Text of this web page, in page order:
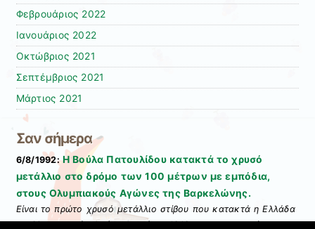
Φεβρουάριος 2022
Ιανουάριος 2022
Οκτώβριος 2021
Σεπτέμβριος 2021
Μάρτιος 2021
Σαν σήμερα
6/8/1992:Η Βούλα Πατουλίδου κατακτά το χρυσό
μετάλλιο στο δρόμο των 100 μέτρων με εμπόδια,
στους Ολυμπιακούς Αγώνες της Βαρκελώνης.
Είναι το πρώτο χρυσό μετάλλιο στίβου που κατακτά η Ελλάδα
σε Ολυμπιακούς Αγώνες μετά το 1912 και την επιτυχία του